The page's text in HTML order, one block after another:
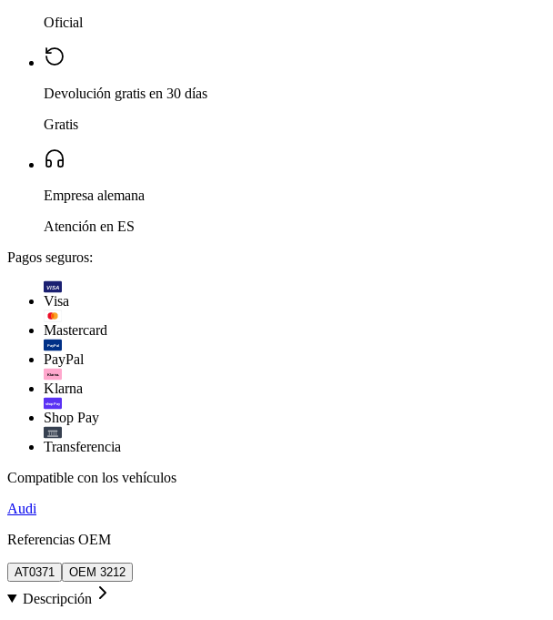
Oficial
Devolución gratis en 30 días
Gratis
Empresa alemana
Atención en ES
Pagos seguros:
VISA
Visa
Mastercard
PayPal
PayPal
Klarna.
Klarna
shop Pay
Shop Pay
Transferencia
Compatible con los vehículos
Audi
Referencias OEM
AT0371 OEM 3212
Descripción